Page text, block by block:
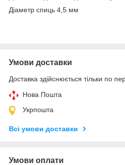
Діаметр спиць 4,5 мм
Умови доставки
Доставка здійснюється тільки по
Нова Пошта
Укрпошта
Всі умови доставки
Умови оплати